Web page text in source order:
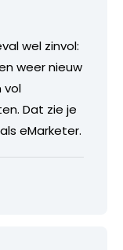
wel zinvol:
weer nieuw
vol
Dat zie je
eMarketer.